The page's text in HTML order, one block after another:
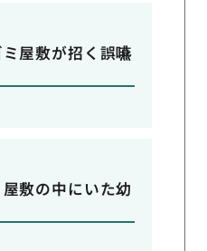
屋敷が招く誤嚥
敷の中にいた幼